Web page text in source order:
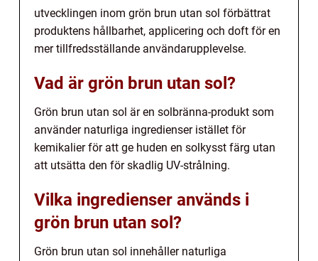
utvecklingen inom grön brun utan sol förbättrat
produktens hållbarhet, applicering och doft för en
mer tillfredsställande användarupplevelse.
Vad är grön brun utan sol?
Grön brun utan sol är en solbränna-produkt som
använder naturliga ingredienser istället för
kemikalier för att ge huden en solkysst färg utan
att utsätta den för skadlig UV-strålning.
Vilka ingredienser används i
grön brun utan sol?
Grön brun utan sol innehåller naturliga